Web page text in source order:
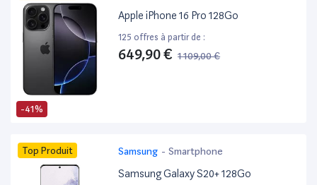
-41%
Apple iPhone 16 Pro 128Go
125 offres à partir de :
649,90 € 1 109,00 €
Top Produit Samsung - Smartphone
Samsung Galaxy S20+ 128Go